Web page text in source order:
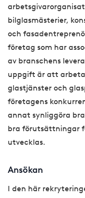
bilglasmästerier,
och
företag som har
av branschens
uppgift är att
glastjänster och
företagens
annat synliggöra
bra förutsättningar
utvecklas.
Ansökan
I den här